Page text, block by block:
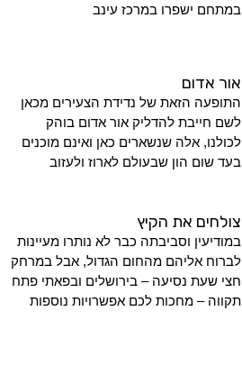
במתחם ישפרו במרכז עינב
אור אדום
התופעה הזאת של נדידת הצעירים מכאן
לשם חייבת להדליק אור אדום בוהק
לכולנו, אלה שנשארים כאן ואינם מוכנים
בעד שום הון שבעולם לארוז ולעזוב
צולחים את הקיץ
במודיעין וסביבתה כבר לא נותרו מעיינות
לברוח אליהם מהחום הגדול, אבל במרחק
חצי שעת נסיעה – בירושלים ובפאתי פתח
תקווה – מחכות לכם אפשרויות נוספות